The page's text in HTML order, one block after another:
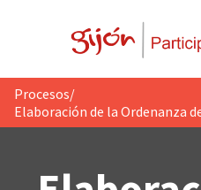
Procesos/
Elaboración de la Ordenanza